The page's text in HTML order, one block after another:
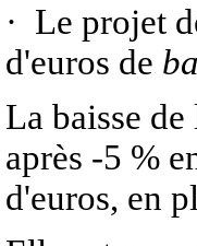
· Le projet
d'euros de
La baisse
après -5 %
d'euros, en